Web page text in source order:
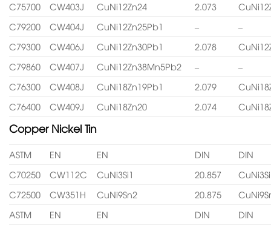
C75700
CW403J CuNi12Zn24 2.073
C79200
CW404J CuNi12Zn25Pb1 –
–
C79300
CW406J CuNi12Zn30Pb1 2.078
C79860
CW407J CuNi12Zn38Mn5Pb2 –
–
C76300
CW408J CuNi18Zn19Pb1 2.079
C76400
CW409J CuNi18Zn20 2.074
Copper Nickel Tin
ASTM EN EN DIN
DIN
C70250
CW112C CuNi3Si1 20.857
CuNi3Si
C72500
CW351H CuNi9Sn2 20.875
ASTM
EN EN DIN
DIN